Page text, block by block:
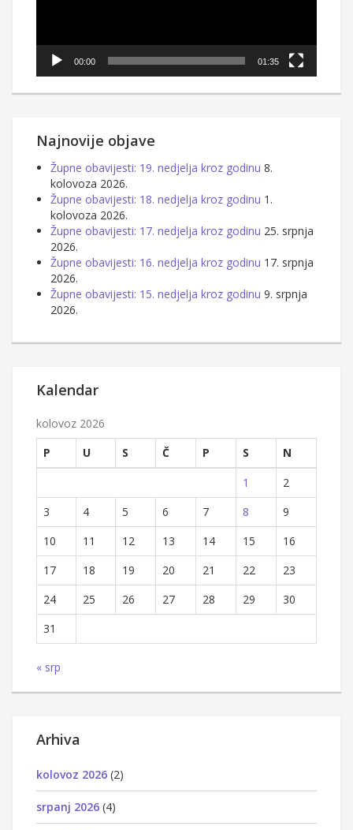
00:00 01:35
Najnovije objave
Župne obavijesti: 19. nedjelja kroz godinu 8.
kolovoza 2026.
Župne obavijesti: 18. nedjelja kroz godinu 1.
kolovoza 2026.
Župne obavijesti: 17. nedjelja kroz godinu 25. srpnja
2026.
Župne obavijesti: 16. nedjelja kroz godinu 17. srpnja
2026.
Župne obavijesti: 15. nedjelja kroz godinu 9. srpnja
2026.
Kalendar
kolovoz 2026
P
U S Č P S
N
1
2
3
4 5 6 7 8
9
10
11 12 13 14 15
16
17
18 19 20 21 22
23
24
25 26 27 28 29
30
31
« srp
Arhiva
kolovoz 2026 (2)
srpanj 2026 (4)